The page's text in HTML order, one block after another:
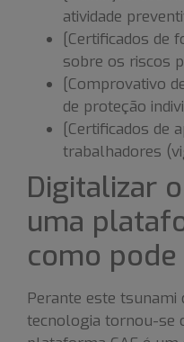
atividade
[Certificados de
sobre os riscos
[Comprovativo
de proteção
[Certificados de
trabalhadores
Digitalizar
uma
como
Perante este tsunami
tecnologia tornou-se